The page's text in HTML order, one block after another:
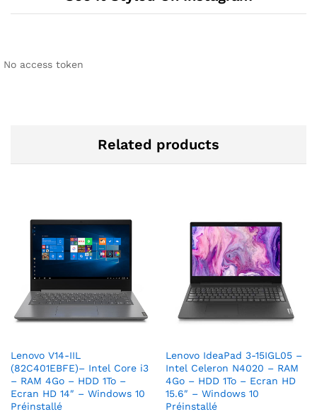
No access token
Related products
Lenovo V14-IIL
(82C401EBFE)– Intel Core i3
– RAM 4Go – HDD 1To –
Ecran HD 14″ – Windows 10
Préinstallé
Lenovo IdeaPad 3-15IGL05 –
Intel Celeron N4020 – RAM
4Go – HDD 1To – Ecran HD
15.6″ – Windows 10
Préinstallé